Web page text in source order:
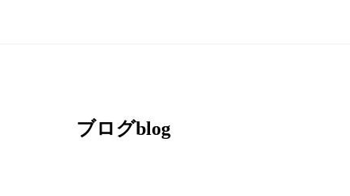
ブログblog